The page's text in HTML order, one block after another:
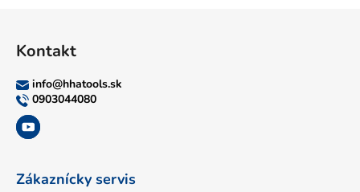
Kontakt
info@hhatools.sk
0903044080
Zákaznícky servis